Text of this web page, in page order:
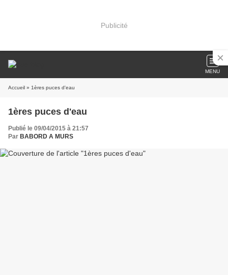
Publicité
MENU
Accueil » 1ères puces d'eau
1ères puces d'eau
Publié le 09/04/2015 à 21:57
Par BABORD A MURS